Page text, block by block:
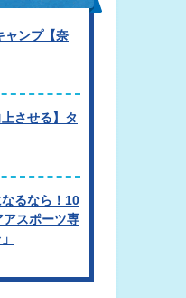
ャンプ【奈
させる】タ
るなら！10
スポーツ専